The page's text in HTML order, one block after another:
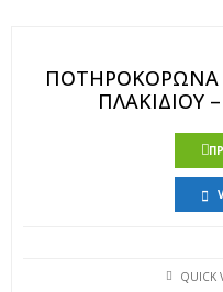
ΠΟΤΗΡΟΚΟΡΩΝΑ
ΠΛΑΚΙΔΙΟΥ
QUICK